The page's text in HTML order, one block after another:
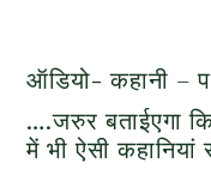
ऑडियो- कहानी –
….जरुर बताईएगा
में भी ऐसी कहानियां